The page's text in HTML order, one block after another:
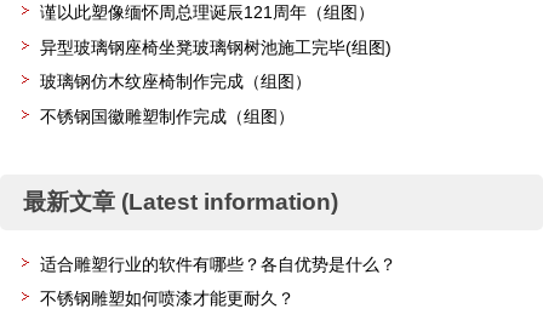
谨以此塑像缅怀周总理诞辰121周年（组图）
异型玻璃钢座椅坐凳玻璃钢树池施工完毕(组图)
玻璃钢仿木纹座椅制作完成（组图）
不锈钢国徽雕塑制作完成（组图）
最新文章 (Latest information)
适合雕塑行业的软件有哪些？各自优势是什么？
不锈钢雕塑如何喷漆才能更耐久？